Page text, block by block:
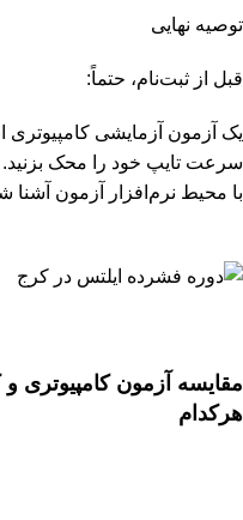
توصیه نهایی
قبل از ثبت‌نام، حتماً:
یک آزمون آزمایشی کامپیوتری
سرعت تایپ خود را محک بزنید.
با محیط نرم‌افزار آزمون آشنا
مقایسه آزمون کامپیوتری
هرکدام